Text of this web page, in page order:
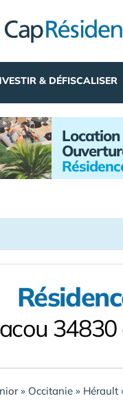
& DÉFISCALISER
» Occitanie » Hérault